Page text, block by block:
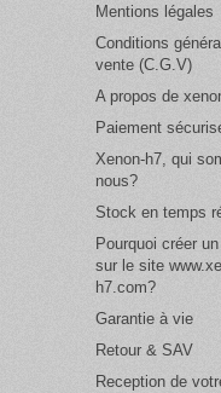
Mentions légales
Conditions
vente (C.G.V)
A propos de
Paiement
Xenon-h7, qui
nous?
Stock en temps
Pourquoi créer
sur le site
h7.com?
Garantie à vie
Retour & SAV
Reception de